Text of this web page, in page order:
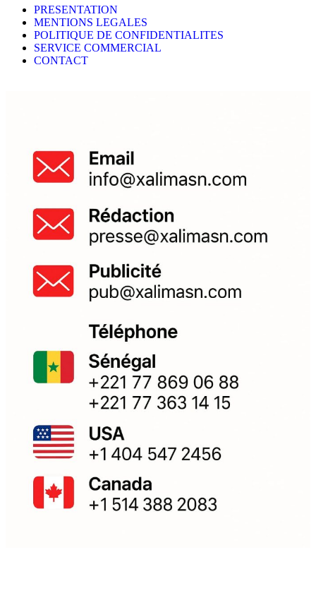
PRESENTATION
MENTIONS LEGALES
POLITIQUE DE CONFIDENTIALITES
SERVICE COMMERCIAL
CONTACT